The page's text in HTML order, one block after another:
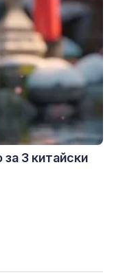
3 китайски